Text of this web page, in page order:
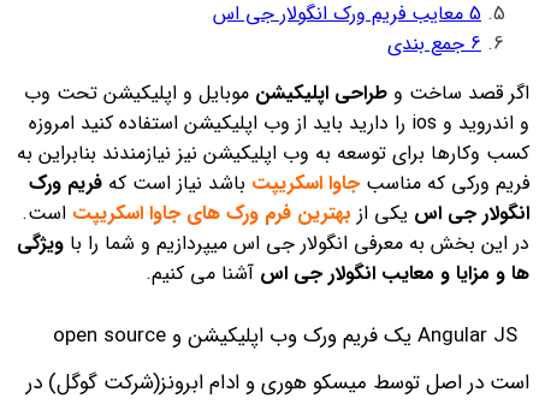
5 معایب فریم ورک انگولار جی اس
6 جمع بندی
اگر قصد ساخت و طراحی اپلیکیشن موبایل و اپلیکیشن تحت وب
و اندروید و ios را دارید باید از وب اپلیکیشن استفاده کنید امروزه
کسب وکارها برای توسعه به وب اپلیکیشن نیز نیازمندند بنابراین به
فریم ورکی که مناسب جاوا اسکریپت باشد نیاز است که فریم ورک
انگولار جی اس یکی از بهترین فرم ورک های جاوا اسکریپت است.
در این بخش به معرفی انگولار جی اس میپردازیم و شما را با ویژگی
ها و مزایا و معایب انگولار جی اس آشنا می کنیم.
Angular JS یک فریم ورک وب اپلیکیشن و open source
است در اصل توسط میسکو هوری و ادام ابرونز(شرکت گوگل) در